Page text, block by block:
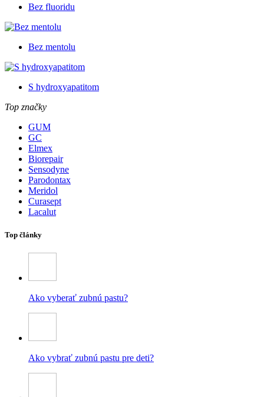
Bez fluoridu
Bez mentolu
S hydroxyapatitom
Top značky
GUM
GC
Elmex
Biorepair
Sensodyne
Parodontax
Meridol
Curasept
Lacalut
Top články
Ako vyberať zubnú pastu?
Ako vybrať zubnú pastu pre deti?